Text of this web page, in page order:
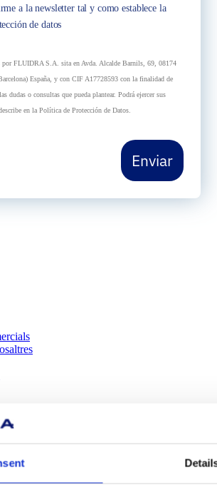
a la newsletter tal y como establece la
de datos
por FLUIDRA S.A. sita en Avda. Alcalde Barnils, 69, 08174
España, y con CIF A17728593 con la finalidad de
dudas o consultas que pueda plantear. Podrá ejercer sus
en la Política de Protección de Datos.
Enviar
podem